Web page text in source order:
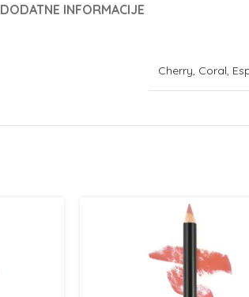
DODATNE INFORMACIJE
Cherry, Coral,